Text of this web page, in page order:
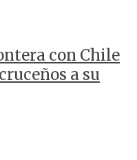
con Chile
a su